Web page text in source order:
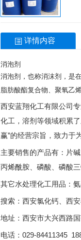
详情内容
消泡剂
消泡剂，也称消沫剂，是
脂肪酸酯复合物、聚氧乙
西安蓝翔化工有限公司
化工，溶剂等领域积累
赢”的经营宗旨，致力于
主要销售的产品有：片
丙烯酰胺、磷酸、磷酸
其它水处理化工用品：
搜索：西安氯化钙、西
地址：西安市大兴西路
电话：029-84411345